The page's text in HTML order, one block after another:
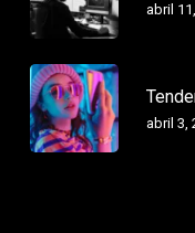
abril
abril 3,